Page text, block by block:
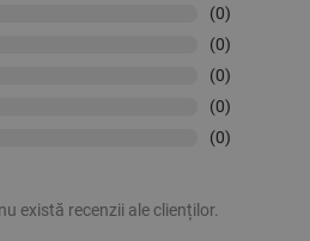
(0)
(0)
(0)
(0)
(0)
există recenzii ale clienților.